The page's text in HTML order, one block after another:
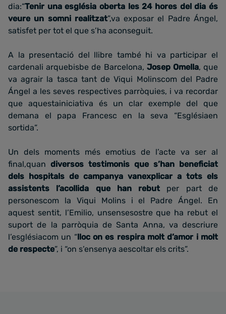
dia:“Tenir una església oberta les 24 hores del dia és
veure un somni realitzat”,va exposar el Padre Ángel,
satisfet per tot el que s’ha aconseguit.
A la presentació del llibre també hi va participar el
cardenali arquebisbe de Barcelona, Josep Omella, que
va agrair la tasca tant de Viqui Molinscom del Padre
Ángel a les seves respectives parròquies, i va recordar
que aquestainiciativa és un clar exemple del que
demana el papa Francesc en la seva “Esglésiaen
sortida”.
Un dels moments més emotius de l’acte va ser al
final,quan diversos testimonis que s’han beneficiat
dels hospitals de campanya vanexplicar a tots els
assistents l’acollida que han rebut per part de
personescom la Viqui Molins i el Padre Ángel. En
aquest sentit, l’Emilio, unsensesostre que ha rebut el
suport de la parròquia de Santa Anna, va descriure
l’esglésiacom un “lloc on es respira molt d’amor i molt
de respecte”, i “on s’ensenya aescoltar els crits”.